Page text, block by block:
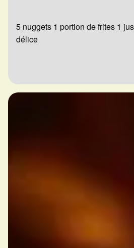
5 nuggets 1 portion de frites 1
délice